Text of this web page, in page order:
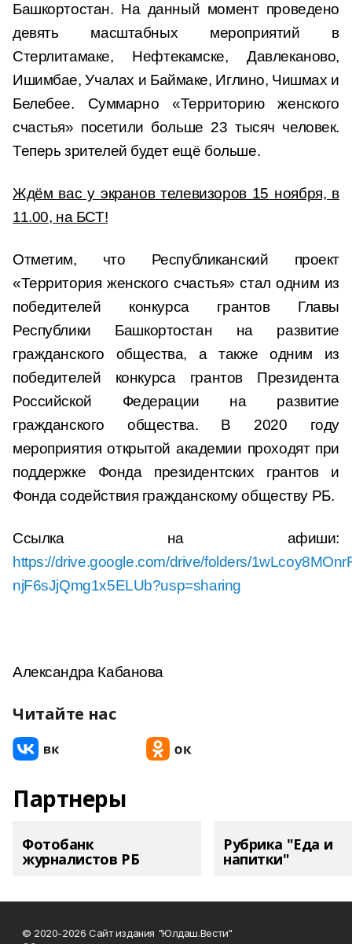
Башкортостан. На данный момент проведено
девять масштабных мероприятий в
Стерлитамаке, Нефтекамске, Давлеканово,
Ишимбае, Учалах и Баймаке, Иглино, Чишмах и
Белебее. Суммарно «Территорию женского
счастья» посетили больше 23 тысяч человек.
Теперь зрителей будет ещё больше.
Ждём вас у экранов телевизоров 15 ноября, в
11.00, на БСТ!
Отметим, что Республиканский проект
«Территория женского счастья» стал одним из
победителей конкурса грантов Главы
Республики Башкортостан на развитие
гражданского общества, а также одним из
победителей конкурса грантов Президента
Российской Федерации на развитие
гражданского общества. В 2020 году
мероприятия открытой академии проходят при
поддержке Фонда президентских грантов и
Фонда содействия гражданскому обществу РБ.
Ссылка на афиши:
https://drive.google.com/drive/folders/
njF6sJjQmg1x5ELUb?usp=sharing
Александра Кабанова
Читайте нас
Партнеры
Фотобанк
журналистов РБ
Рубрика "Еда и
напитки"
© 2020-2026 Сайт издания "Юлдаш.Вести"